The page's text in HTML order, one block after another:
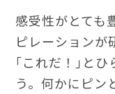
感受性がとても
ピレーションが
｢これだ！｣とひ
う。何かにピン